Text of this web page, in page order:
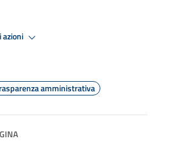
azioni
amministrativa